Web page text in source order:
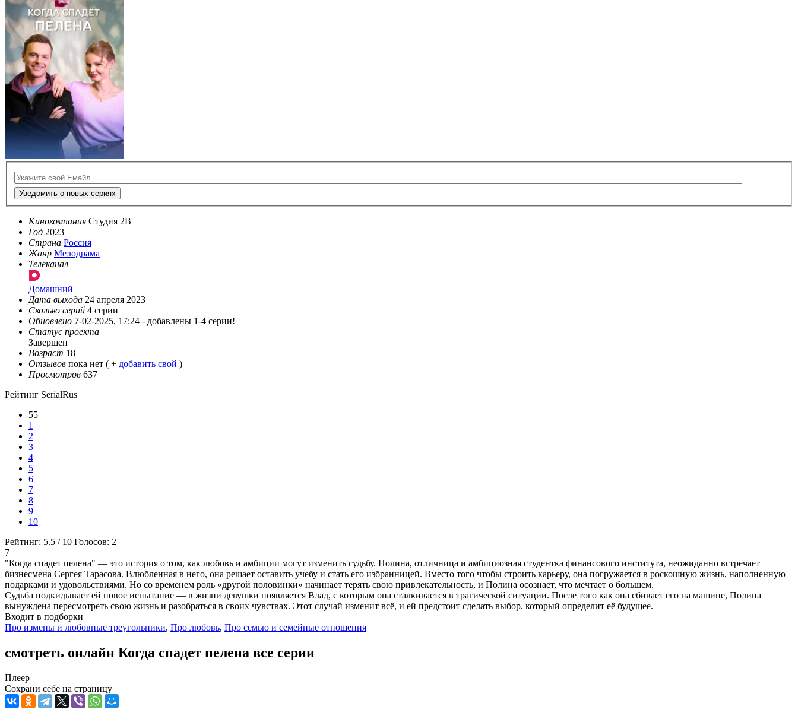
Уведомить о новых сериях
Кинокомпания Студия 2В
Год 2023
Страна Россия
Жанр Мелодрама
Телеканал
Домашний
Дата выхода 24 апреля 2023
Сколько серий 4 серии
Обновлено 7-02-2025, 17:24 - добавлены 1-4 серии!
Статус проекта
Завершен
Возраст 18+
Отзывов пока нет ( + добавить свой )
Просмотров 637
Рейтинг SerialRus
55
1
2
3
4
5
6
7
8
9
10
Рейтинг: 5.5 / 10 Голосов: 2
7
"Когда спадет пелена" — это история о том, как любовь и амбиции могут изменить судьбу. Полина, отличница и амбициозная студентка финансового института, неожиданно встречает
бизнесмена Сергея Тарасова. Влюбленная в него, она решает оставить учебу и стать его избранницей. Вместо того чтобы строить карьеру, она погружается в роскошную жизнь, наполненную
подарками и удовольствиями. Но со временем роль «другой половинки» начинает терять свою привлекательность, и Полина осознает, что мечтает о большем.
Судьба подкидывает ей новое испытание — в жизни девушки появляется Влад, с которым она сталкивается в трагической ситуации. После того как она сбивает его на машине, Полина
вынуждена пересмотреть свою жизнь и разобраться в своих чувствах. Этот случай изменит всё, и ей предстоит сделать выбор, который определит её будущее.
Входит в подборки
Про измены и любовные треугольники, Про любовь, Про семью и семейные отношения
смотреть онлайн Когда спадет пелена все серии
Плеер
Сохрани себе на страницу